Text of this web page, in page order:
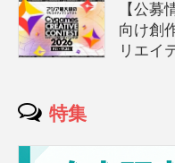
【公募
向け創
リエイ
特集